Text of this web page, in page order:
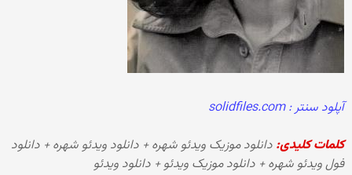
آپلود سنتر : solidfiles.com
کلمات کلیدی: دانلود موزیک ویدئو شهره + دانلود ویدئو شهره + دانلود
فول ویدئو شهره + دانلود موزیک ویدئو + دانلود ویدئو